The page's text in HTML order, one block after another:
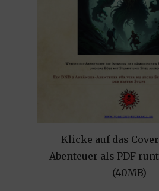
Klicke auf das
Abenteuer als PDF
(40MB)